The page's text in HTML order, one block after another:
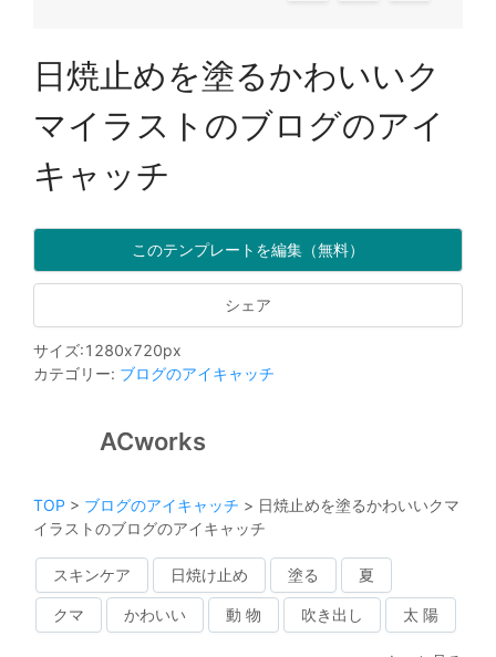
日焼止めを塗るかわいいク
マイラストのブログのアイ
キャッチ
このテンプレートを編集（無料）
シェア
サイズ:1280x720px
カテゴリー: ブログのアイキャッチ
ACworks
TOP > ブログのアイキャッチ > 日焼止めを塗るかわいいクマ
イラストのブログのアイキャッチ
スキンケア 日焼け止め 塗る 夏
クマ かわいい 動 物 吹き出し 太 陽